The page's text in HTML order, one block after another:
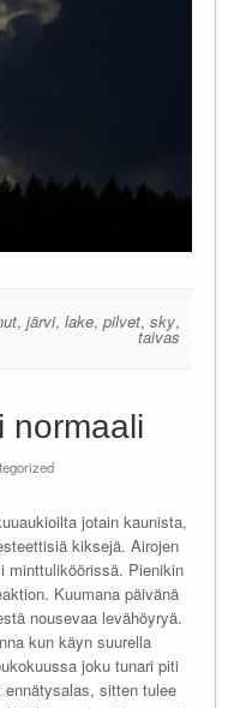
,järvi,lake,pilvet,sky,
taivas
normaali
jotain kaunista,
kiksejä. Airojen
minttuliköörissä. Pienikin
Kuumana päivänä
nousevaa levähöyryä.
kun käyn suurella
joku tunari piti
sitten tulee